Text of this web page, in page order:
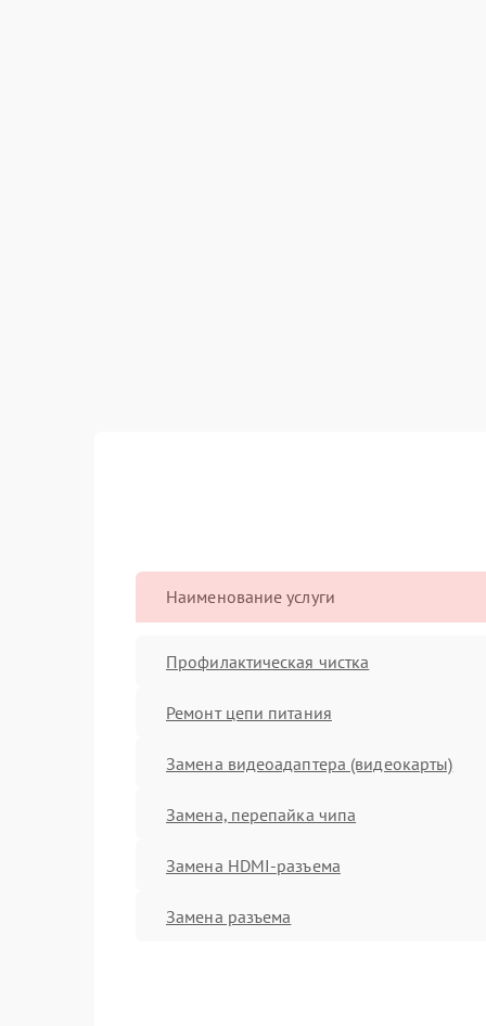
Наименование услуги
Профилактическая чистка
Ремонт цепи питания
Замена видеоадаптера (видеокарты)
Замена, перепайка чипа
Замена HDMI-разъема
Замена разъема